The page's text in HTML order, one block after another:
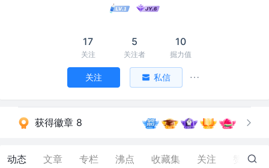
17
关注
5
关注者
10
掘力值
关注 私信
获得徽章 8
动态 文章 专栏 沸点 收藏集 关注 9